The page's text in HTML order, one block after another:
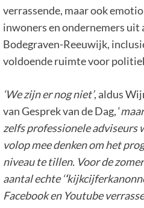
verrassende, maar ook
inwoners en ondernemers uit
Bodegraven-Reeuwijk,
voldoende ruimte voor
‘We zijn er nog niet’, aldus
van Gesprek van de Dag, ‘
zelfs professionele adviseurs
volop mee denken om het
niveau te tillen. Voor de
aantal echte ‘‘
Facebook en Youtube